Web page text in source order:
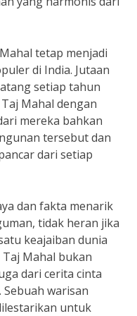
tetap menjadi
di India. Jutaan
setiap tahun
Mahal dengan
mereka bahkan
tersebut dan
dari setiap
dan fakta menarik
tidak heran jika
keajaiban dunia
Mahal bukan
dari cerita cinta
warisan
untuk